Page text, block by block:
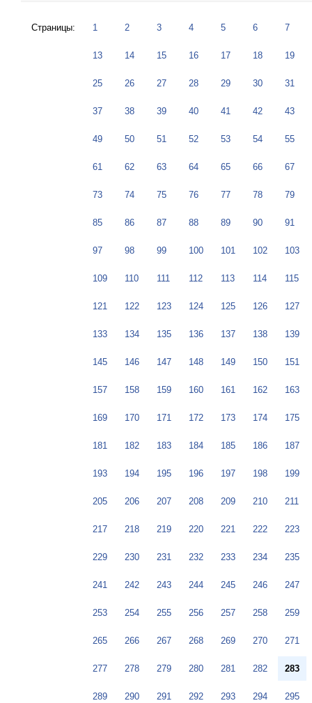
Страницы: 1 2 3 4 5 6 7
13 14 15 16 17 18 19
25 26 27 28 29 30 31
37 38 39 40 41 42 43
49 50 51 52 53 54 55
61 62 63 64 65 66 67
73 74 75 76 77 78 79
85 86 87 88 89 90 91
97 98 99 100 101 102 103
109 110 111 112 113 114 115
121 122 123 124 125 126 127
133 134 135 136 137 138 139
145 146 147 148 149 150 151
157 158 159 160 161 162 163
169 170 171 172 173 174 175
181 182 183 184 185 186 187
193 194 195 196 197 198 199
205 206 207 208 209 210 211
217 218 219 220 221 222 223
229 230 231 232 233 234 235
241 242 243 244 245 246 247
253 254 255 256 257 258 259
265 266 267 268 269 270 271
277 278 279 280 281 282 283
289 290 291 292 293 294 295